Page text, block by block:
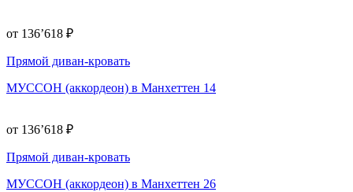
от 136’618 ₽
Прямой диван-кровать
МУССОН (аккордеон) в Манхеттен 14
от 136’618 ₽
Прямой диван-кровать
МУССОН (аккордеон) в Манхеттен 26